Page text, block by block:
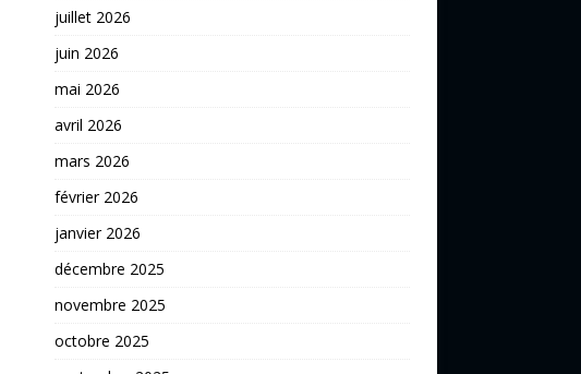
juillet 2026
juin 2026
mai 2026
avril 2026
mars 2026
février 2026
janvier 2026
décembre 2025
novembre 2025
octobre 2025